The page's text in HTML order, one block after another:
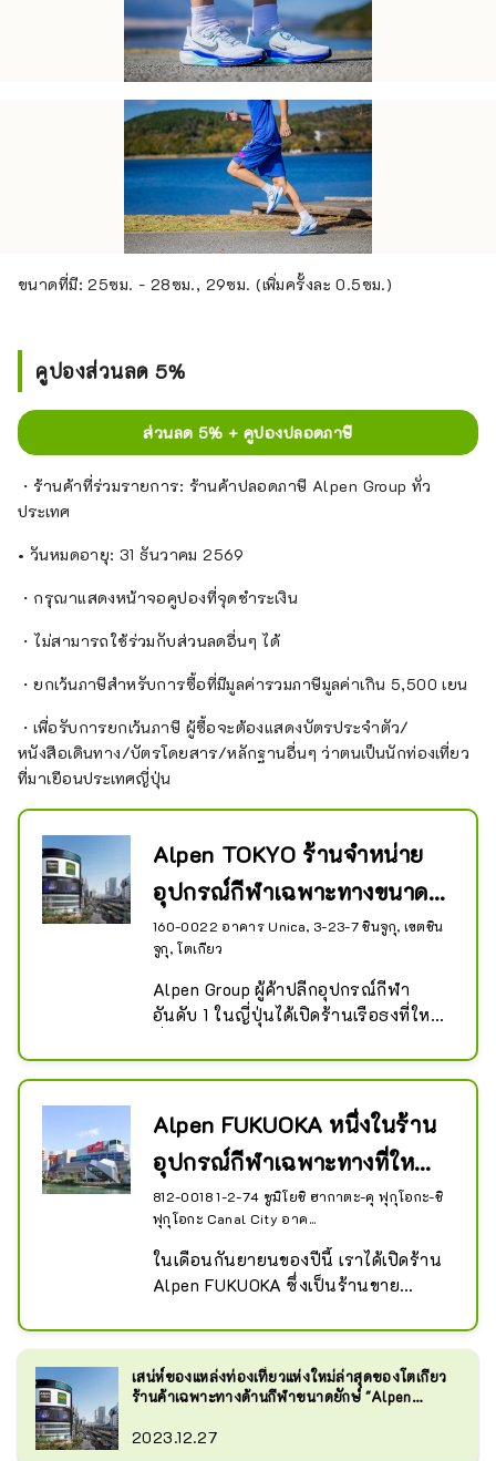
ขนาดที่มี: 25ซม. - 28ซม., 29ซม. (เพิ่มครั้งละ 0.5ซม.)
คูปองส่วนลด 5%
ส่วนลด 5% + คูปองปลอดภาษี
・ร้านค้าที่ร่วมรายการ: ร้านค้าปลอดภาษี Alpen Group ทั่ว
ประเทศ
• วันหมดอายุ: 31 ธันวาคม 2569
・กรุณาแสดงหน้าจอคูปองที่จุดชำระเงิน
・ไม่สามารถใช้ร่วมกับส่วนลดอื่นๆ ได้
・ยกเว้นภาษีสำหรับการซื้อที่มีมูลค่ารวมภาษีมูลค่าเกิน 5,500 เยน
・เพื่อรับการยกเว้นภาษี ผู้ซื้อจะต้องแสดงบัตรประจำตัว/
หนังสือเดินทาง/บัตรโดยสาร/หลักฐานอื่นๆ ว่าตนเป็นนักท่องเที่ยว
ที่มาเยือนประเทศญี่ปุ่น
Alpen TOKYO ร้านจำหน่าย
อุปกรณ์กีฬาเฉพาะทางขนาด
ใหญ่ที่สุดในญี่ปุ่น
160-0022 อาคาร Unica, 3-23-7 ชินจูกุ, เขตชิน
จูกุ, โตเกียว
Alpen Group ผู้ค้าปลีกอุปกรณ์กีฬา
อันดับ 1 ในญี่ปุ่นได้เปิดร้านเรือธงที่ใหญ่
เพียง 1 นาทีจากทางออกทิศตะวันออก
มีชั้นใต้ดิน 2 ชั้นและ 8 ชั้นเหนือพื้นดิน
มีร้านค้า 3 แห่ง: ``ร้านเรือธง Sports
Depot'' ซึ่งเป็นร้านขายอุปกรณ์กีฬา
เฉพาะทางทั่วไป ``Alpen Outdoors
Flagship Store'' ร้านขายของเฉพาะ
กลางแจ้งขนาดใหญ่ และ ``Golf 5
Flagship Store'' ร้านจำหน่ายอุปกรณ์
กอล์ฟโดยเฉพาะ เรามีพื้นที่ขายที่ใหญ่
ธุรกิจ
เรามีผลิตภัณฑ์ให้เลือกมากมาย รวมถึง
แบรนด์ญี่ปุ่นยอดนิยม Nike, Adidas,
Hokayoneyone, Honma, Majesty และ
Alpen FUKUOKA หนึ่งในร้าน
อุปกรณ์กีฬาเฉพาะทางที่ใหญ่
ที่สุดในญี่ปุ่...
812-0018 1-2-74 ซูมิโยชิ ฮากาตะ-คุ ฟุกุโอกะ-ชิ
ฟุกุโอกะ Canal City อาค...
ในเดือนกันยายนของปีนี้ เราได้เปิดร้าน
Alpen FUKUOKA ซึ่งเป็นร้านขาย
ชั้น 1 ถึงชั้น 3 ของอาคาร Canal City
Hakata South ซึ่งเป็นสถานที่ท่องเที่ยว
ยอดนิยมสำหรับนักท่องเที่ยวชาวต่าง
ชั้น 1 เป็นร้าน Golf 5 Flagship Store
เสน่ห์ของแหล่งท่องเที่ยวแห่งใหม่ล่าสุดของโตเกียว
ร้านค้าเฉพาะทางด้านกีฬาขนาดยักษ์ "Alpen
2023.12.27